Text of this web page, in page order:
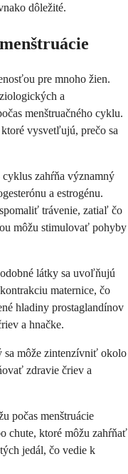
dôležité.
pre mnoho žien.
a
menštruačného cyklu.
vysvetľujú, prečo sa
cyklus zahŕňa významný
a estrogénu.
trávenie, zatiaľ čo
môžu stimulovať pohyby
látky sa uvoľňujú
maternice, čo
hladiny prostaglandínov
a hnačke.
sa môže zintenzívniť okolo
zdravie čriev a
počas menštruácie
chute, ktoré môžu zahŕňať
jedál, čo vedie k